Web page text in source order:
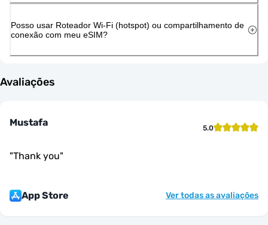
Posso usar Roteador Wi-Fi (hotspot) ou compartilhamento de
conexão com meu eSIM?
Avaliações
Mustafa 5.0
"Thank you"
App Store Ver todas as avaliações